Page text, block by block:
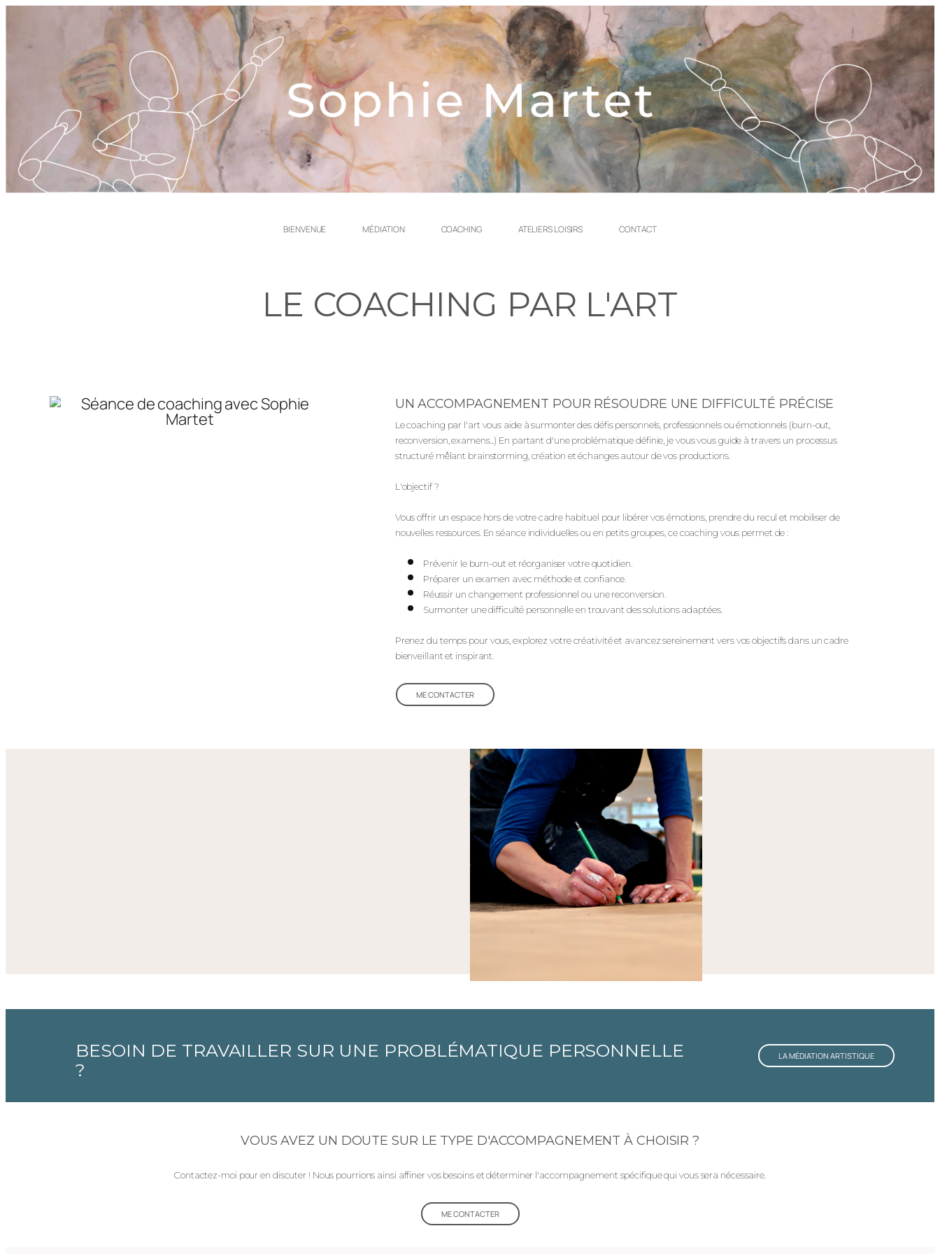
BIENVENUE MÉDIATION COACHING ATELIERS LOISIRS CONTACT
LE COACHING PAR L'ART
UN ACCOMPAGNEMENT POUR RÉSOUDRE UNE DIFFICULTÉ PRÉCISE
Le coaching par l'art vous aide à surmonter des défis personnels, professionnels ou émotionnels (burn-out,
reconversion, examens...) En partant d'une problématique définie, je vous vous guide à travers un processus
structuré mêlant brainstorming, création et échanges autour de vos productions.
L'objectif ?
Vous offrir un espace hors de votre cadre habituel pour libérer vos émotions, prendre du recul et mobiliser de
nouvelles ressources. En séance individuelles ou en petits groupes, ce coaching vous permet de :
Prévenir le burn-out et réorganiser votre quotidien.
Préparer un examen avec méthode et confiance.
Réussir un changement professionnel ou une reconversion.
Surmonter une difficulté personnelle en trouvant des solutions adaptées.
Prenez du temps pour vous, explorez votre créativité et avancez sereinement vers vos objectifs dans un cadre
bienveillant et inspirant.
ME CONTACTER
BESOIN DE TRAVAILLER SUR UNE PROBLÉMATIQUE PERSONNELLE
?
LA MÉDIATION ARTISTIQUE
VOUS AVEZ UN DOUTE SUR LE TYPE D'ACCOMPAGNEMENT À CHOISIR ?
Contactez-moi pour en discuter ! Nous pourrions ainsi affiner vos besoins et déterminer l'accompagnement spécifique qui vous sera nécessaire.
ME CONTACTER